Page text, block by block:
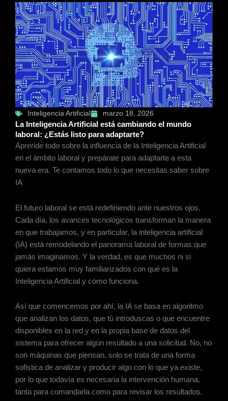
Inteligencia Artificial
marzo 18, 2026
La Inteligencia Artificial está cambiando el mundo
laboral: ¿Estás listo para adaptarte?
Aprende todo sobre la influencia de la Inteligencia Artificial
en el ámbito laboral y prepárate para adaptarte a esta
nueva era. Te contamos todo lo que necesitas saber sobre
IA
El futuro laboral se está redefiniendo ante nuestros ojos.
Cada día, los avances tecnológicos transforman la manera
en que trabajamos, y en particular, la inteligencia artificial
(IA) está remodelando el panorama laboral de formas que
jamás imaginamos. Y la verdad, es que muchos ni si
quiera estamos muy familiarizados con qué es la
Inteligencia Artificial y cómo funciona.
Así que comencemos por ahí, la IA se basa en algoritmo
que analizan los datos, que tú introduscas o que encuentre
disponibles en la red y en la propia base de datos del
sistema para ofrecer algún resultado a una solicitud. No, no
son máquinas que piensan, solo se trata de una forma
sofistica de analizar y producir algo con lo que ya existe,
por lo que todavía es necesaria la intervención humana,
tanta para comandarla como para revisar los resultados.